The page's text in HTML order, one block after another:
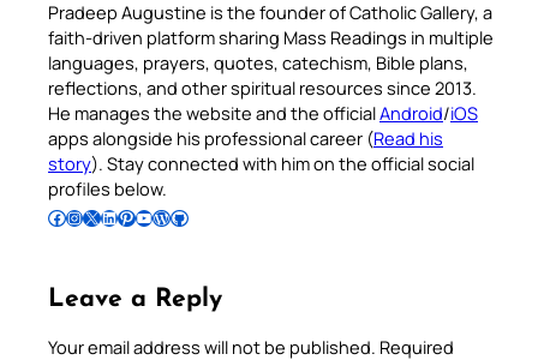
Pradeep Augustine is the founder of Catholic Gallery, a
faith-driven platform sharing Mass Readings in multiple
languages, prayers, quotes, catechism, Bible plans,
reflections, and other spiritual resources since 2013.
He manages the website and the officialAndroid/iOS
apps alongside his professional career (Read his
story). Stay connected with him on the official social
profiles below.
Follow Pradeep on Facebook Follow Pradeep on InstagramFollow Pradeep on X Follow Pradeep on LinkedIn Follow Pradeep on Pinterest Subscribe to Pradeep’s Youtube Channel Follow Pradeep on WordPress Follow Pradeep on GitHub
Leave a Reply
Your email address will not be published. Required